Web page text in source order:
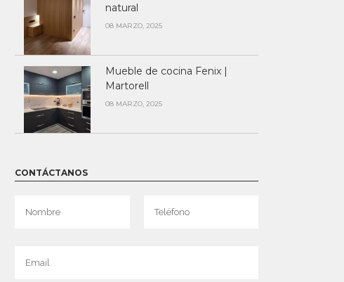
natural
08 MARZO, 2025
Mueble de cocina Fenix |
Martorell
08 MARZO, 2025
CONTÁCTANOS